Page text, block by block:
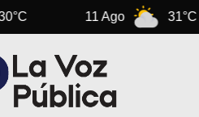
11 Ago 31°C